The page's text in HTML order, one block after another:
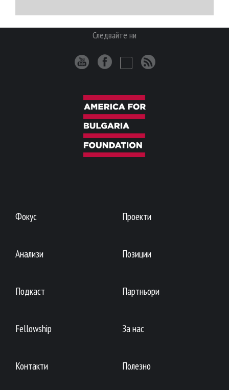
Следвайте ни
Фокус Проекти
Анализи Позиции
Подкаст Партньори
Fellowship За нас
Контакти Полезно